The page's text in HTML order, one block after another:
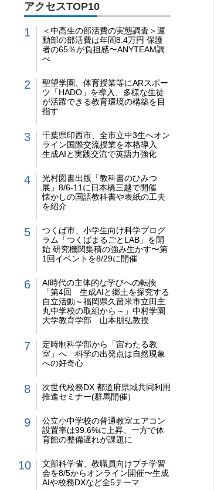
アクセスTOP10
＜中高生の部活費の実態調査＞運
動部の部活費は年間8.4万円 保護
者の65％が負担感〜ANYTEAM調
べ
聖望学園、体育授業等にARスポー
ツ「HADO」を導入、多様な生徒
が活躍できる教育環境の構築を目
指す
千葉県印西市、全市立中3生へオン
ライン国際交流授業を本格導入
生成AIと実践交流で英語力強化
光村図書出版「教科書のひみつ
展」8/6-11に日本橋三越で開催
懐かしの国語教科書や表紙の工夫
を紹介
つくば市、小学生向け科学プログ
ラム「つくばまるごとLAB」を開
始 研究機関集積の強み生かす〜第
1回イベントを8/29に開催
AI時代の主体的な学びへの転換
「第4回 生成AIと郷土を探究する
自立活動～福岡県久留米市立田主
丸中学校の取組から～」中村学園
大学教育学部 山本朋弘教授
定時制科学部から「宙わたる教
室」へ 科学の出発点は自然現象
への好奇心
次世代校務DX 都道府県域共同利用
推進セミナー(群馬開催）
公立小中学校の普通教室エアコン
設置率は99.6%に上昇、一方で体
育館の整備遅れが課題に
文部科学省、教職員向けプチ学習
会を8/5からオンライン開催〜生成
AIや校務DXなど全5テーマ